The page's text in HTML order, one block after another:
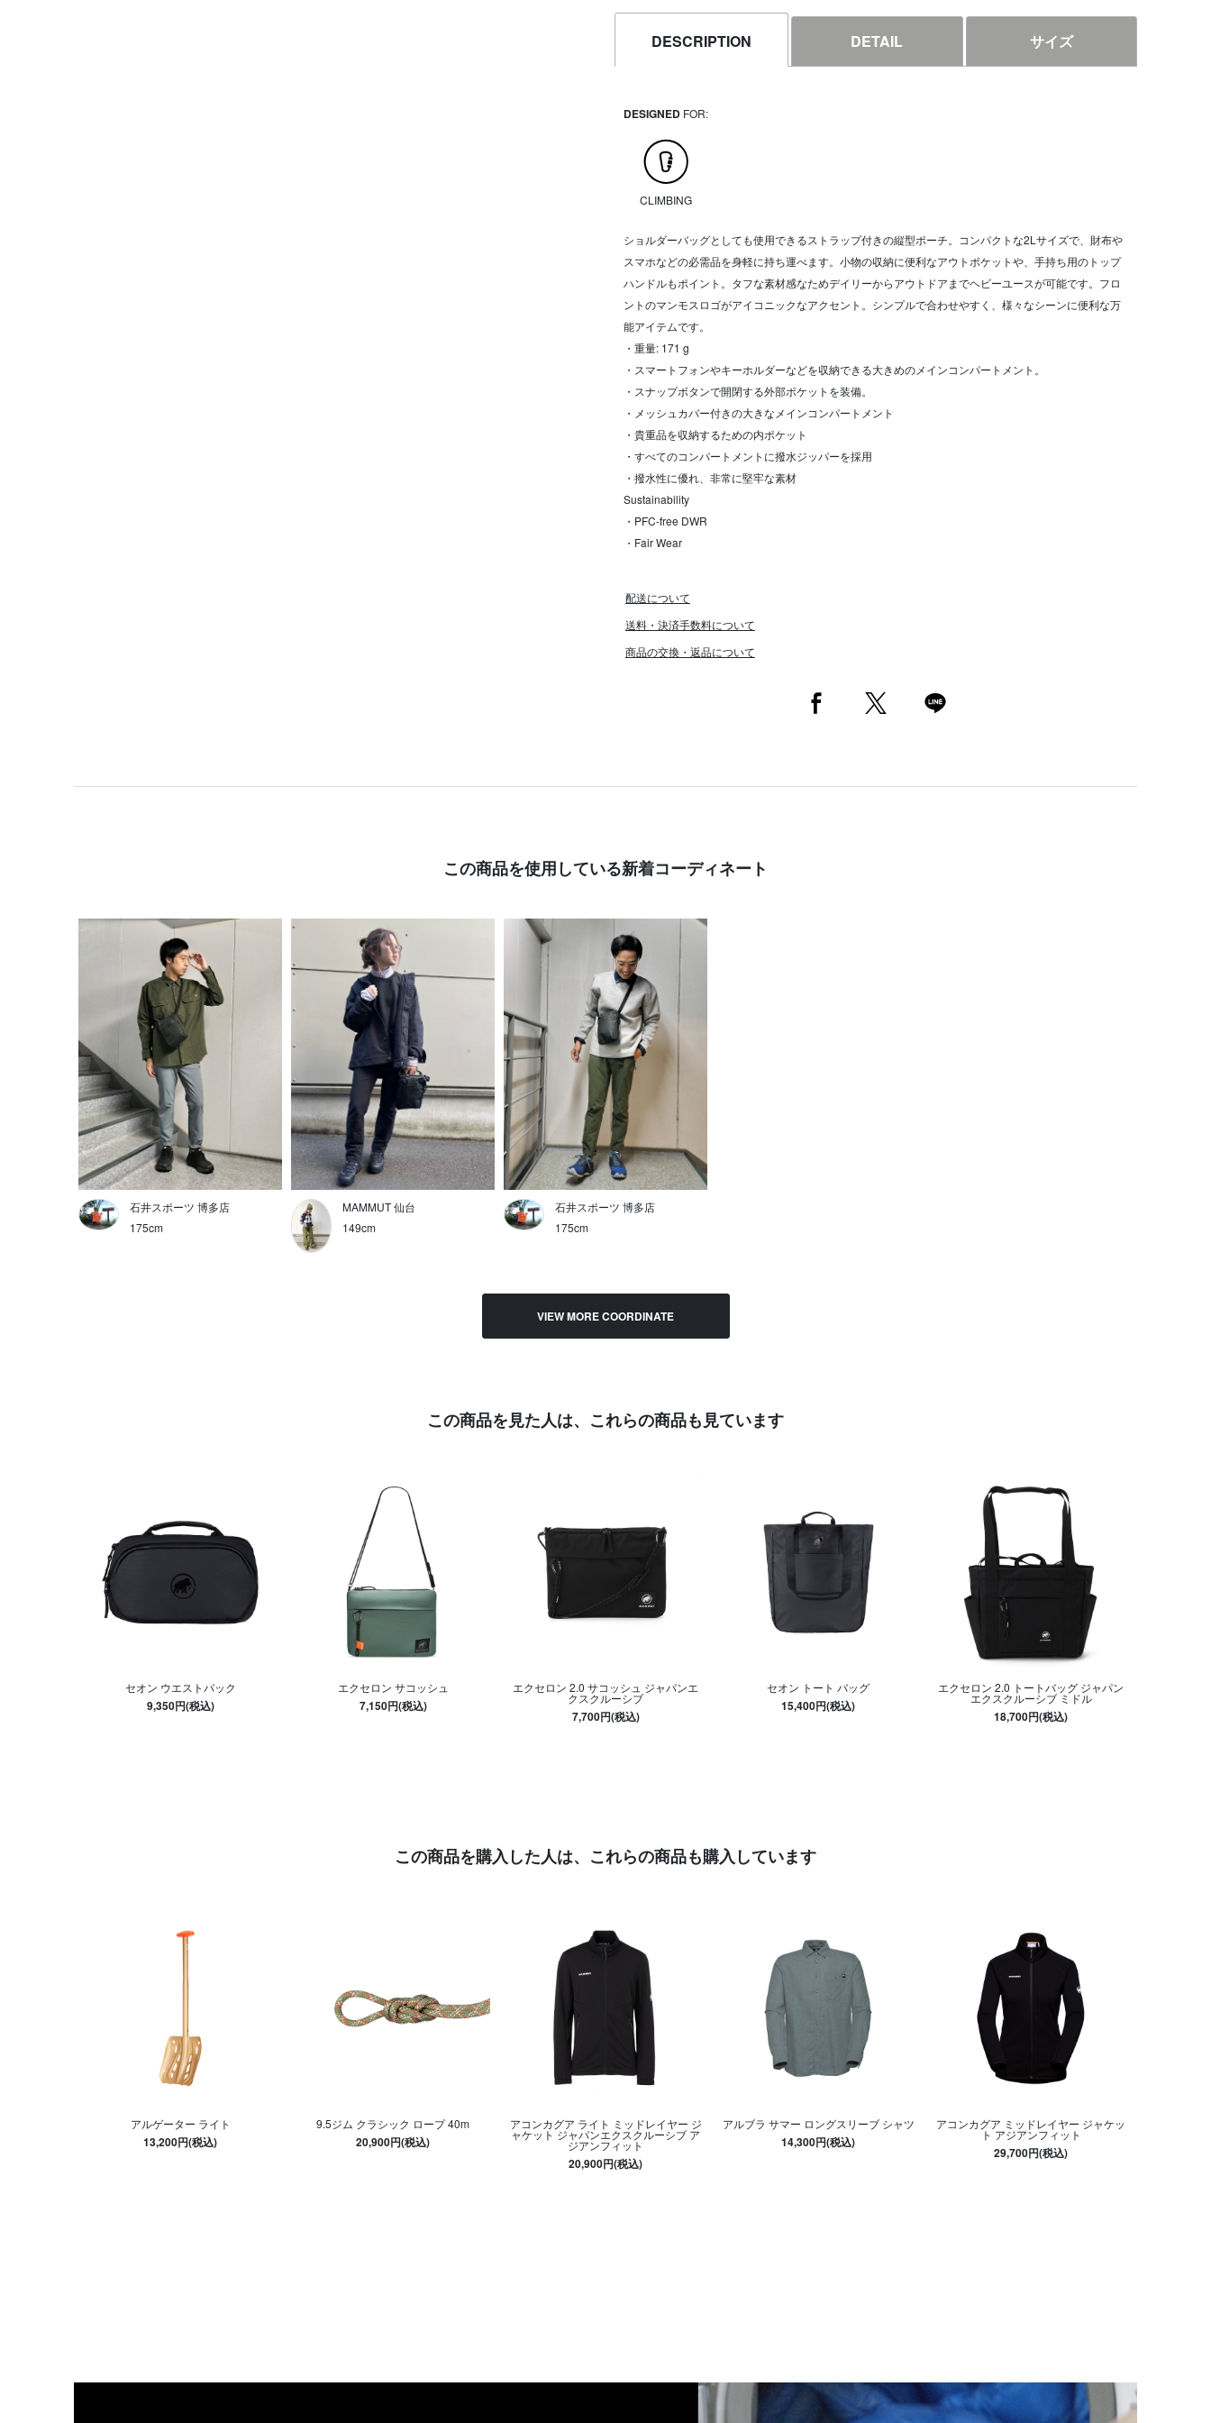
DESCRIPTION DETAIL サイズ
DESIGNED FOR:
CLIMBING
ショルダーバッグとしても使用できるストラップ付きの縦型ポーチ。コンパクトな2Lサイズで、財布や
スマホなどの必需品を身軽に持ち運べます。小物の収納に便利なアウトポケットや、手持ち用のトップ
ハンドルもポイント。タフな素材感なためデイリーからアウトドアまでヘビーユースが可能です。フロ
ントのマンモスロゴがアイコニックなアクセント。シンプルで合わせやすく、様々なシーンに便利な万
能アイテムです。
・重量: 171 g
・スマートフォンやキーホルダーなどを収納できる大きめのメインコンパートメント。
・スナップボタンで開閉する外部ポケットを装備。
・メッシュカバー付きの大きなメインコンパートメント
・貴重品を収納するための内ポケット
・すべてのコンパートメントに撥水ジッパーを採用
・撥水性に優れ、非常に堅牢な素材
Sustainability
・PFC-free DWR
・Fair Wear
配送について
送料・決済手数料について
商品の交換・返品について
この商品を使用している新着コーディネート
石井スポーツ 博多店
175cm
MAMMUT 仙台
149cm
石井スポーツ 博多店
175cm
VIEW MORE COORDINATE
この商品を見た人は、 これらの商品も見ています
セオン ウエストパック
9,350円(税込)
エクセロン サコッシュ
7,150円(税込)
エクセロン 2.0 サコッシュ ジャパンエ
クスクルーシブ
7,700円(税込)
セオン トート バッグ
15,400円(税込)
エクセロン 2.0 トートバッグ ジャパン
エクスクルーシブ ミドル
18,700円(税込)
この商品を購入した人は、 これらの商品も購入しています
アルゲーター ライト
13,200円(税込)
9.5ジム クラシック ロープ 40m
20,900円(税込)
アコンカグア ライト ミッドレイヤー ジ
ャケット ジャパンエクスクルーシブ ア
ジアンフィット
20,900円(税込)
アルブラ サマー ロングスリーブ シャツ
14,300円(税込)
アコンカグア ミッドレイヤー ジャケッ
ト アジアンフィット
29,700円(税込)